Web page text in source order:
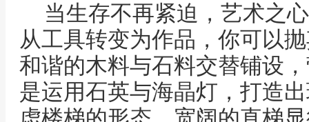
当生存不再紧迫，艺术之
从工具转变为作品，你可以
和谐的木料与石料交替铺设
是运用石英与海晶灯，打造